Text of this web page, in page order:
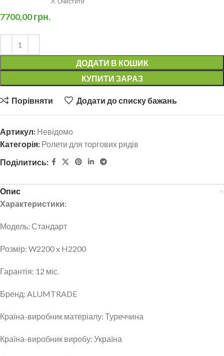
7700,00грн.
ДОДАТИ В КОШИК
КУПИТИ ЗАРАЗ
Порівняти Додати до списку бажань
Артикул: Невідомо
Категорія: Ролети для торгових рядів
Поділитись:
Опис
Характеристики:
Модель: Стандарт
Розмір: W2200 x H2200
Гарантія: 12 міс.
Бренд: ALUMTRADE
Країна-виробник матеріалу: Туреччина
Країна-виробник виробу: Україна